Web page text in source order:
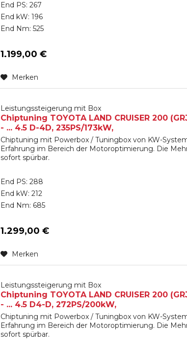
End PS: 267
End kW: 196
End Nm: 525
1.199,00 €
Merken
Leistungssteigerung mit Box
Chiptuning TOYOTA LAND CRUISER 200
- ... 4.5 D-4D, 235PS/173kW,
Chiptuning mit Powerbox / Tuningbox von KW-
Erfahrung im Bereich der Motoroptimierung. Die
sofort spürbar.
End PS: 288
End kW: 212
End Nm: 685
1.299,00 €
Merken
Leistungssteigerung mit Box
Chiptuning TOYOTA LAND CRUISER 200
- ... 4.5 D4-D, 272PS/200kW,
Chiptuning mit Powerbox / Tuningbox von KW-
Erfahrung im Bereich der Motoroptimierung. Die
sofort spürbar.